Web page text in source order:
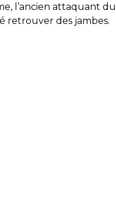
l’ancien attaquant
retrouver des jambes.